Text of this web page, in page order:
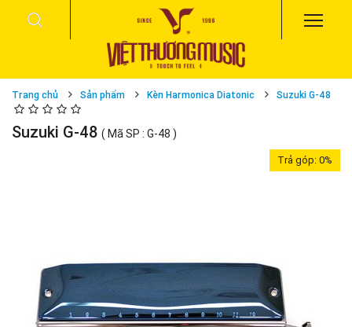
Trang chủ Sản phẩm Kèn Harmonica Diatonic Suzuki G-48
Suzuki G-48 ( Mã SP : G-48 )
Trả góp:0%